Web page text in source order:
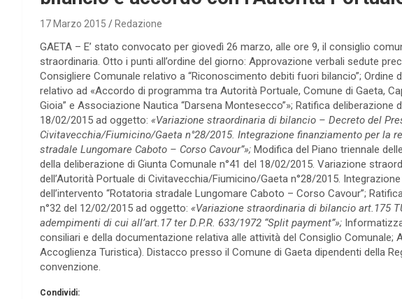
17 Marzo 2015 Redazione
GAETA – E’ stato convocato per giovedì 26 marzo, alle ore 9, il consiglio
straordinaria. Otto i punti all’ordine del giorno: Approvazione verbali sedute
Consigliere Comunale relativo a “Riconoscimento debiti fuori bilancio”; Ordine
relativo ad «Accordo di programma tra Autorità Portuale, Comune di Gaeta,
Gioia” e Associazione Nautica “Darsena Montesecco”»; Ratifica deliberazione
18/02/2015 ad oggetto: «Variazione straordinaria di bilancio – Decreto del
Civitavecchia/Fiumicino/Gaeta n°28/2015. Integrazione finanziamento per la
stradale Lungomare Caboto – Corso Cavour”»; Modifica del Piano triennale
della deliberazione di Giunta Comunale n°41 del 18/02/2015. Variazione
dell’Autorità Portuale di Civitavecchia/Fiumicino/Gaeta n°28/2015.
dell’intervento “Rotatoria stradale Lungomare Caboto – Corso Cavour”;
n°32 del 12/02/2015 ad oggetto: «Variazione straordinaria di bilancio art.175
adempimenti di cui all’art.17 ter D.P.R. 633/1972 “Split payment”»;
consiliari e della documentazione relativa alle attività del Consiglio Comunale;
Accoglienza Turistica). Distacco presso il Comune di Gaeta dipendenti della
convenzione.
Condividi: